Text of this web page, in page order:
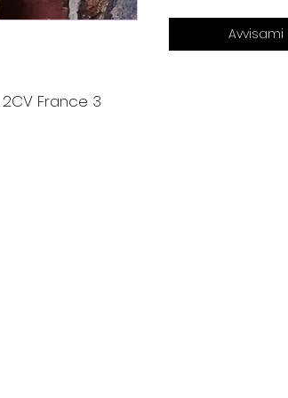
France 3